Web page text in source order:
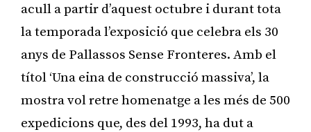
acull a partir d’aquest octubre i durant tota
la temporada l’exposició que celebra els 30
anys de Pallassos Sense Fronteres. Amb el
títol ‘Una eina de construcció massiva’, la
mostra vol retre homenatge a les més de 500
expedicions que, des del 1993, ha dut a